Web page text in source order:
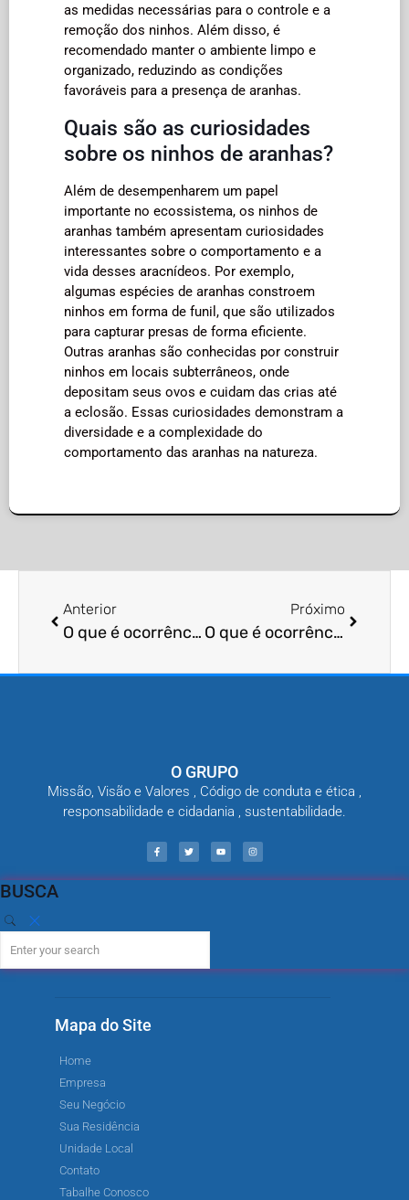
as medidas necessárias para o controle e a
remoção dos ninhos. Além disso, é
recomendado manter o ambiente limpo e
organizado, reduzindo as condições
favoráveis para a presença de aranhas.
Quais são as curiosidades
sobre os ninhos de aranhas?
Além de desempenharem um papel
importante no ecossistema, os ninhos de
aranhas também apresentam curiosidades
interessantes sobre o comportamento e a
vida desses aracnídeos. Por exemplo,
algumas espécies de aranhas constroem
ninhos em forma de funil, que são utilizados
para capturar presas de forma eficiente.
Outras aranhas são conhecidas por construir
ninhos em locais subterrâneos, onde
depositam seus ovos e cuidam das crias até
a eclosão. Essas curiosidades demonstram a
diversidade e a complexidade do
comportamento das aranhas na natureza.
Anterior
O que é ocorrência de ninho de urubus?
Próximo
O que é ocorrência de ninho de cupins?
O GRUPO
Missão, Visão e Valores , Código de conduta e ética ,
responsabilidade e cidadania , sustentabilidade.
BUSCA
Mapa do Site
Home
Empresa
Seu Negócio
Sua Residência
Unidade Local
Contato
Tabalhe Conosco